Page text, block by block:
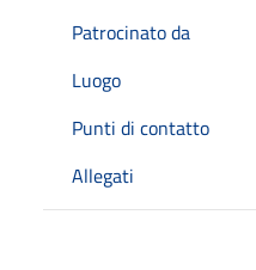
Patrocinato da
Luogo
Punti di contatto
Allegati